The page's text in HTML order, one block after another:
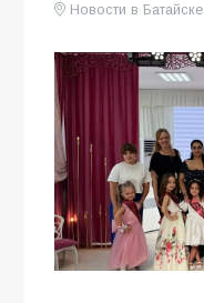
Новости в Батайске